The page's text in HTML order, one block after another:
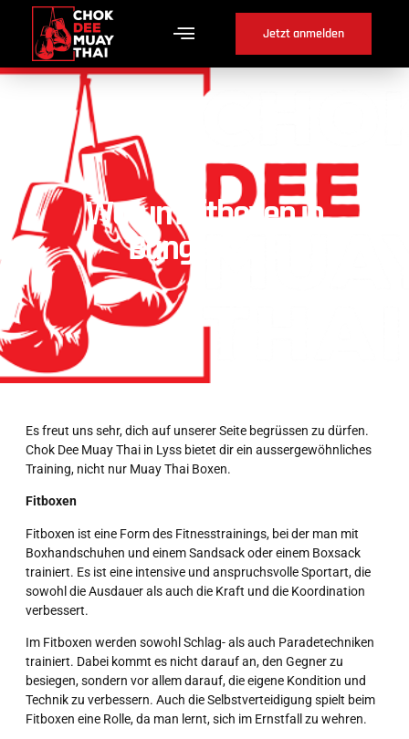
Jetzt anmelden
Warum Fitboxen in
Bangerten ?
Es freut uns sehr, dich auf unserer Seite begrüssen zu dürfen.
Chok Dee Muay Thai in Lyss bietet dir ein aussergewöhnliches
Training, nicht nur Muay Thai Boxen.
Fitboxen
Fitboxen ist eine Form des Fitnesstrainings, bei der man mit
Boxhandschuhen und einem Sandsack oder einem Boxsack
trainiert. Es ist eine intensive und anspruchsvolle Sportart, die
sowohl die Ausdauer als auch die Kraft und die Koordination
verbessert.
Im Fitboxen werden sowohl Schlag- als auch Paradetechniken
trainiert. Dabei kommt es nicht darauf an, den Gegner zu
besiegen, sondern vor allem darauf, die eigene Kondition und
Technik zu verbessern. Auch die Selbstverteidigung spielt beim
Fitboxen eine Rolle, da man lernt, sich im Ernstfall zu wehren.